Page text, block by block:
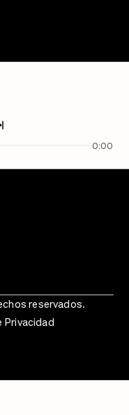
0:00
reservados.
Privacidad